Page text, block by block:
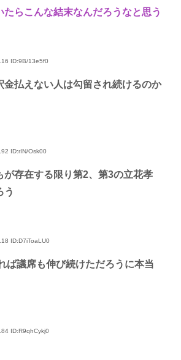
たらこんな結末なんだろうなと思う
ID:9B/13e5f0
金払えない人は勾留され続けるのか
ID:rIN/Osk00
が存在する限り第2、第3の立花孝
う
ID:D7iToaLU0
ば議席も伸び続けただろうに本当
ID:R9qhCykj0